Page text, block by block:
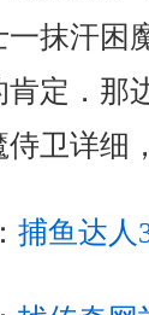
一抹汗困
肯定．那
卫详细
捕鱼达人